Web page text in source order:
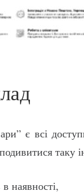
є всі
таку
в наявності,